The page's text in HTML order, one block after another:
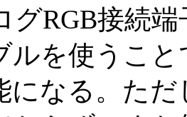
グRGB接続
ルを使うこ
になる。た